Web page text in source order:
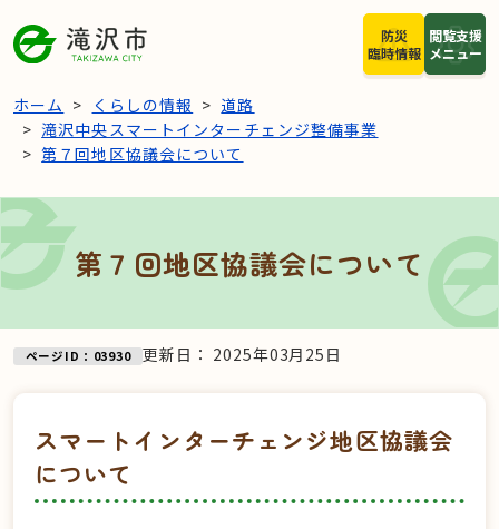
閲覧支援
メニュー
防災
臨時情報
ホーム くらしの情報
道路
滝沢中央スマートインターチェンジ整備事業
第７回地区協議会について
第７回地区協議会について
ページID：03930 更新日： 2025年03月25日
スマートインターチェンジ地区協議会
について